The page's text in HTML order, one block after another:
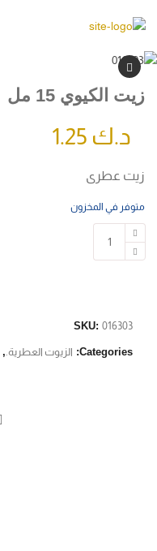
زيت الكيوي 15 مل
د.ك
زيت عطرى
متوفر في المخزون
SKU: 016303
Categories: الزيوت العطرية.,